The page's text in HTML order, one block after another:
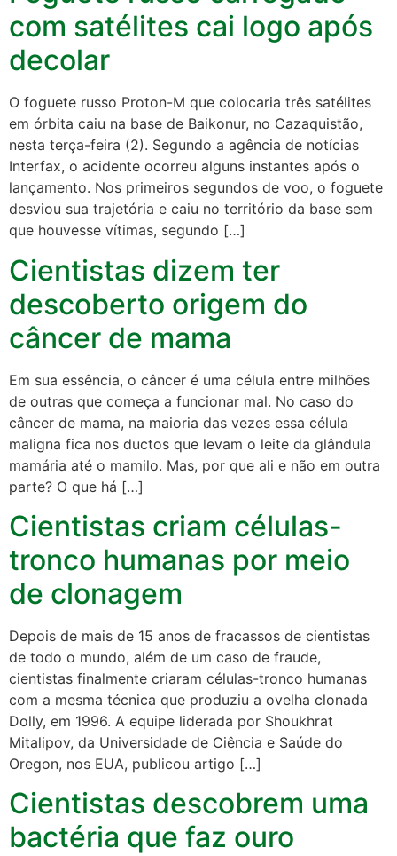
com satélites cai logo após
decolar
O foguete russo Proton-M que colocaria três satélites
em órbita caiu na base de Baikonur, no Cazaquistão,
nesta terça-feira (2). Segundo a agência de notícias
Interfax, o acidente ocorreu alguns instantes após o
lançamento. Nos primeiros segundos de voo, o foguete
desviou sua trajetória e caiu no território da base sem
que houvesse vítimas, segundo […]
Cientistas dizem ter
descoberto origem do
câncer de mama
Em sua essência, o câncer é uma célula entre milhões
de outras que começa a funcionar mal. No caso do
câncer de mama, na maioria das vezes essa célula
maligna fica nos ductos que levam o leite da glândula
mamária até o mamilo. Mas, por que ali e não em outra
parte? O que há […]
Cientistas criam células-
tronco humanas por meio
de clonagem
Depois de mais de 15 anos de fracassos de cientistas
de todo o mundo, além de um caso de fraude,
cientistas finalmente criaram células-tronco humanas
com a mesma técnica que produziu a ovelha clonada
Dolly, em 1996. A equipe liderada por Shoukhrat
Mitalipov, da Universidade de Ciência e Saúde do
Oregon, nos EUA, publicou artigo […]
Cientistas descobrem uma
bactéria que faz ouro